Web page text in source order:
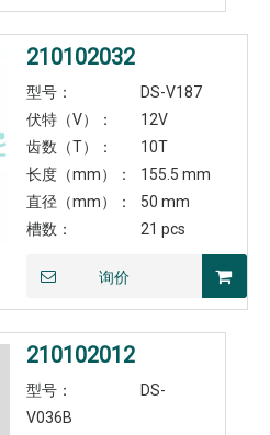
210102032
型号：
DS-V187
伏特（V）：
12V
齿数（T）：
10T
长度（mm）：
155.5 mm
直径（mm）：
50 mm
槽数：
21 pcs
询价
210102012
型号：
DS-
V036B